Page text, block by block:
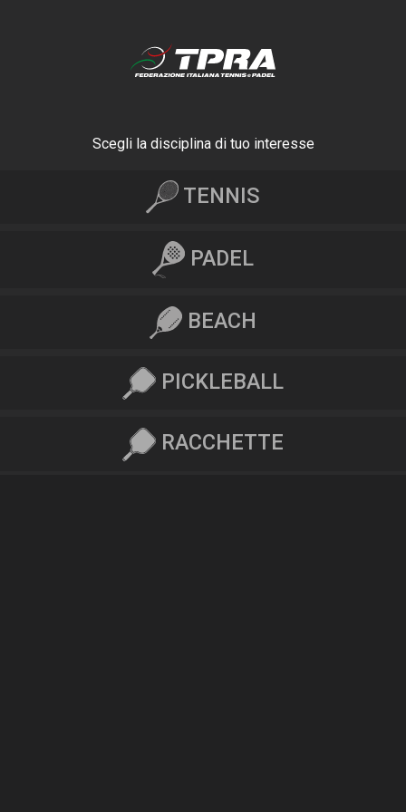
Scegli la disciplina di tuo interesse
TENNIS
PADEL
BEACH
PICKLEBALL
RACCHETTE